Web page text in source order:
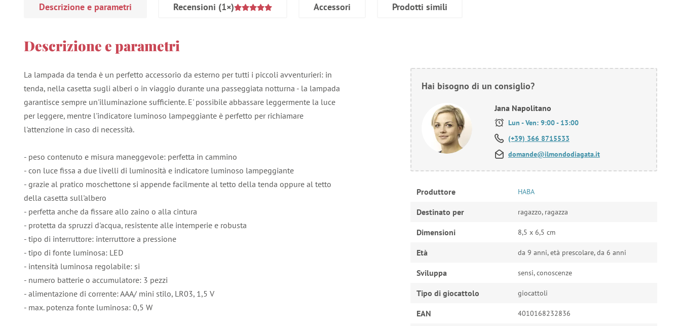
Descrizione e parametri Recensioni (1×) Accessori Prodotti simili
Descrizione e parametri
La lampada da tenda è un perfetto accessorio da esterno per tutti i piccoli avventurieri: in
tenda, nella casetta sugli alberi o in viaggio durante una passeggiata notturna - la lampada
garantisce sempre un'illuminazione sufficiente. E' possibile abbassare leggermente la luce
per leggere, mentre l'indicatore luminoso lampeggiante è perfetto per richiamare
l'attenzione in caso di necessità.
- peso contenuto e misura maneggevole: perfetta in cammino
- con luce fissa a due livelli di luminosità e indicatore luminoso lampeggiante
- grazie al pratico moschettone si appende facilmente al tetto della tenda oppure al tetto
della casetta sull'albero
- perfetta anche da fissare allo zaino o alla cintura
- protetta da spruzzi d'acqua, resistente alle intemperie e robusta
- tipo di interruttore: interruttore a pressione
- tipo di fonte luminosa: LED
- intensità luminosa regolabile: si
- numero batterie o accumulatore: 3 pezzi
- alimentazione di corrente: AAA/ mini stilo, LR03, 1,5 V
- max. potenza fonte luminosa: 0,5 W
Hai bisogno di un consiglio?
Jana Napolitano
Lun - Ven: 9:00 - 13:00
(+39) 366 8715533
domande@ilmondodiagata.it
Produttore HABA
Destinato per ragazzo, ragazza
Dimensioni 8,5 x 6,5 cm
Età da 9 anni, età prescolare, da 6 anni
Sviluppa sensi, conoscenze
Tipo di giocattolo giocattoli
EAN 4010168232836